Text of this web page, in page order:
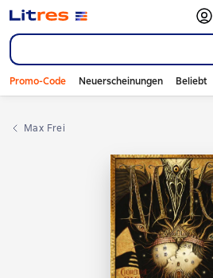
Promo-Code Neuerscheinungen Beliebt
Max Frei